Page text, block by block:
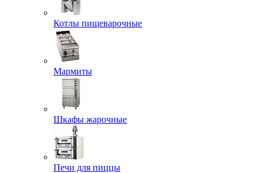
Котлы пищеварочные
Мармиты
Шкафы жарочные
Печи для пиццы